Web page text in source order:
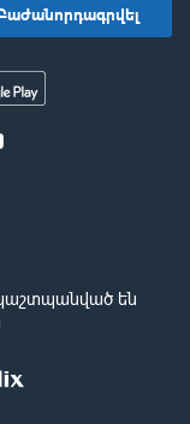
պաշտպանված են